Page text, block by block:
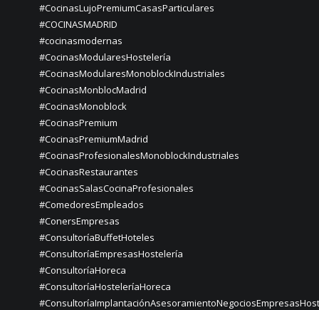
#CocinasLujoPremiumCasasParticulares
#COCINASMADRID
#cocinasmodernas
#CocinasModularesHostelería
#CocinasModularesMonoblockIndustriales
#CocinasMonblocMadrid
#CocinasMonoblock
#CocinasPremium
#CocinasPremiumMadrid
#CocinasProfesionalesMonoblockIndustriales
#CocinasRestaurantes
#CocinasSalasCocinaProfesionales
#ComedoresEmpleados
#ConersEmpresas
#ConsultoríaBuffetHoteles
#ConsultoríaEmpresasHostelería
#ConsultoríaHoreca
#ConsultoríaHosteleríaHoreca